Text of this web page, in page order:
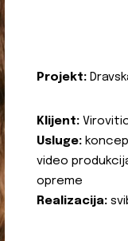
Projekt:
Klijent:
Usluge:
video
opreme
Realizacija: